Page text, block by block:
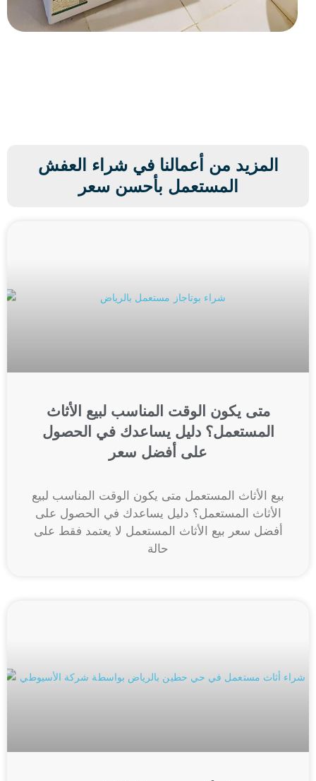
المزيد من أعمالنا في شراء العفش
المستعمل بأحسن سعر
متى يكون الوقت المناسب لبيع الأثاث
المستعمل؟ دليل يساعدك في الحصول
على أفضل سعر
بيع الأثاث المستعمل متى يكون الوقت المناسب لبيع
الأثاث المستعمل؟ دليل يساعدك في الحصول على
أفضل سعر بيع الأثاث المستعمل لا يعتمد فقط على
حالة